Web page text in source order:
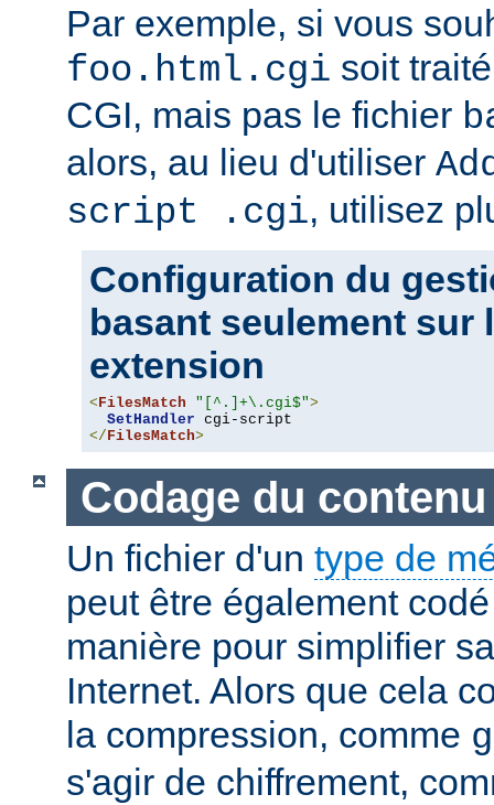
Par exemple, si vous
foo.html.cgi soit
CGI, mais pas le fichier
alors, au lieu d'utiliser
script .cgi, utilisez
Configuration du
basant seulement sur
extension
< FilesMatch "[^.]+\.cgi$">
SetHandler
</ FilesMatch>
Codage du contenu
Un fichier d'un type de
peut être également
manière pour simplifier
Internet. Alors que cela
la compression, comme
s'agir de chiffrement,